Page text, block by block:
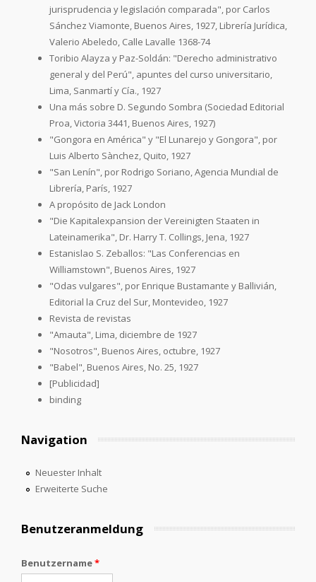
jurisprudencia y legislación comparada", por Carlos
Sánchez Viamonte, Buenos Aires, 1927, Librería Jurídica,
Valerio Abeledo, Calle Lavalle 1368-74
Toribio Alayza y Paz-Soldán: "Derecho administrativo
general y del Perú", apuntes del curso universitario,
Lima, Sanmartí y Cía., 1927
Una más sobre D. Segundo Sombra (Sociedad Editorial
Proa, Victoria 3441, Buenos Aires, 1927)
"Gongora en América" y "El Lunarejo y Gongora", por
Luis Alberto Sànchez, Quito, 1927
"San Lenín", por Rodrigo Soriano, Agencia Mundial de
Librería, París, 1927
A propósito de Jack London
"Die Kapitalexpansion der Vereinigten Staaten in
Lateinamerika", Dr. Harry T. Collings, Jena, 1927
Estanislao S. Zeballos: "Las Conferencias en
Williamstown", Buenos Aires, 1927
"Odas vulgares", por Enrique Bustamante y Ballivián,
Editorial la Cruz del Sur, Montevideo, 1927
Revista de revistas
"Amauta", Lima, diciembre de 1927
"Nosotros", Buenos Aires, octubre, 1927
"Babel", Buenos Aires, No. 25, 1927
[Publicidad]
binding
Navigation
Neuester Inhalt
Erweiterte Suche
Benutzeranmeldung
Benutzername*